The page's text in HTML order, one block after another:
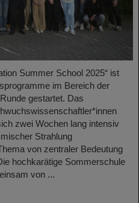
Summer School 2025“ ist
im Bereich der
gestartet. Das
zwei Wochen lang intensiv
Strahlung
von zentraler Bedeutung
hochkarätige Sommerschule
von ...